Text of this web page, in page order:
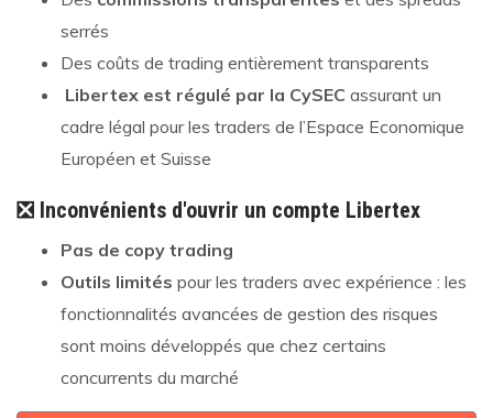
serrés
Des coûts de trading entièrement transparents
Libertex est régulé par la CySEC assurant un
cadre légal pour les traders de l’Espace Economique
Européen et Suisse
❎ Inconvénients d'ouvrir un compte Libertex
Pas de copy trading
Outils limités pour les traders avec expérience : les
fonctionnalités avancées de gestion des risques
sont moins développés que chez certains
concurrents du marché